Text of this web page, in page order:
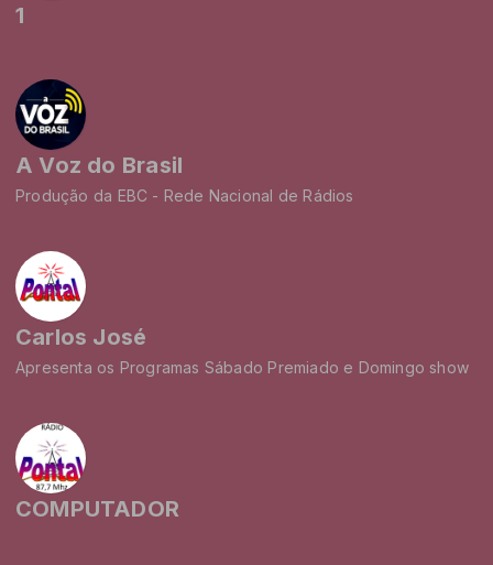
1
A Voz do Brasil
Produção da EBC - Rede Nacional de Rádios
Carlos José
Apresenta os Programas Sábado Premiado e Domingo show
COMPUTADOR